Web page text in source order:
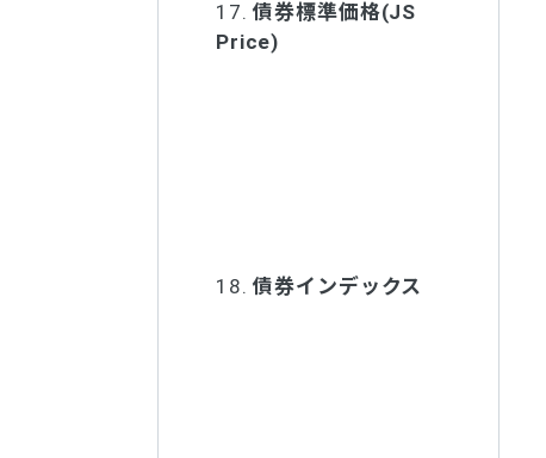
17. 債券標準価格(JS
Price)
18. 債券インデックス